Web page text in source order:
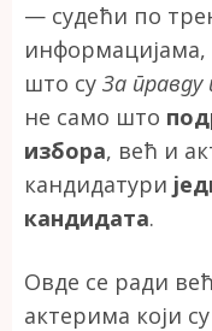
— судећи по
информацијама,
што су За правду
не само што
избора, већ и
кандидатури
кандидата.
Овде се ради
актерима који